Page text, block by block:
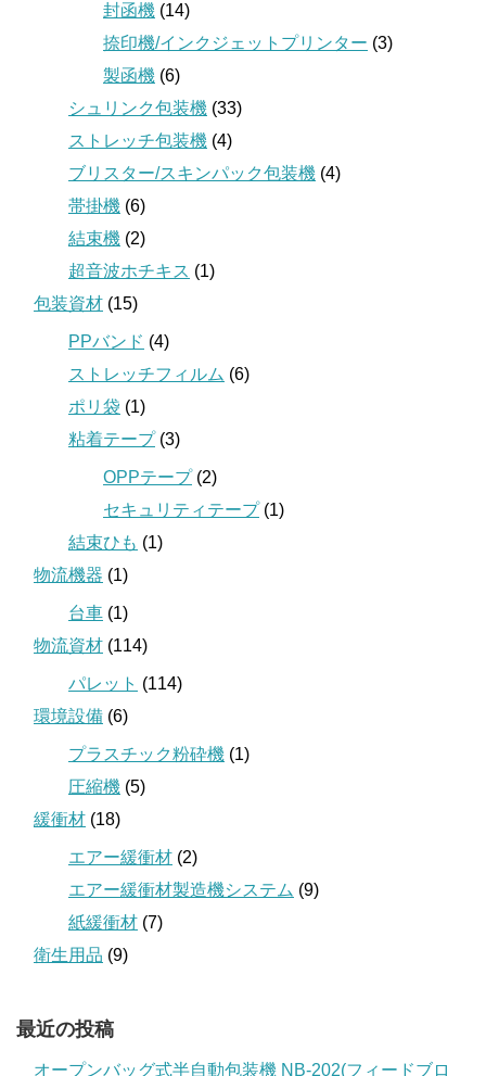
封函機 (14)
捺印機/インクジェットプリンター (3)
製函機 (6)
シュリンク包装機 (33)
ストレッチ包装機 (4)
ブリスター/スキンパック包装機 (4)
帯掛機 (6)
結束機 (2)
超音波ホチキス (1)
包装資材 (15)
PPバンド (4)
ストレッチフィルム (6)
ポリ袋 (1)
粘着テープ(3)
OPPテープ(2)
セキュリティテープ(1)
結束ひも (1)
物流機器 (1)
台車 (1)
物流資材 (114)
パレット (114)
環境設備 (6)
プラスチック粉砕機 (1)
圧縮機 (5)
緩衝材 (18)
エアー緩衝材 (2)
エアー緩衝材製造機システム (9)
紙緩衝材 (7)
衛生用品 (9)
最近の投稿
オープンバッグ式半自動包装機 NB-202(フィードブロ